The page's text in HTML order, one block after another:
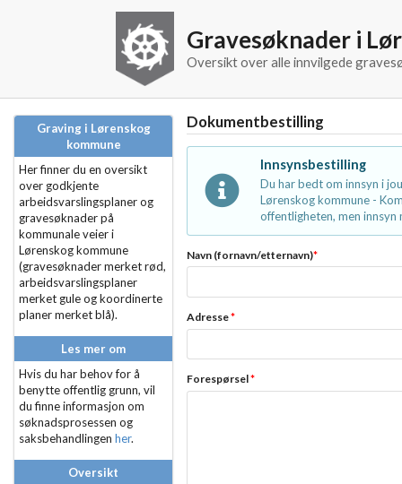
Gravesøknader i
Oversikt over alle innvilgede
Graving i Lørenskog
kommune
Her finner du en oversikt
over godkjente
arbeidsvarslingsplaner og
gravesøknader på
kommunale veier i
Lørenskog kommune
(gravesøknader merket rød,
arbeidsvarslingsplaner
merket gule og koordinerte
planer merket blå).
Les mer om
Hvis du har behov for å
benytte offentlig grunn, vil
du finne informasjon om
søknadsprosessen og
saksbehandlingen her.
Oversikt
Dokumentbestilling
Innsynsbestilling
Du har bedt om innsyn i
Lørenskog kommune -
offentligheten, men innsyn
Navn (fornavn/etternavn)*
Adresse*
Forespørsel*